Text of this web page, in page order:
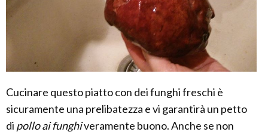
Cucinare questo piatto con dei funghi freschi è
sicuramente una prelibatezza e vi garantirà un petto
di pollo ai funghiveramente buono. Anche se non